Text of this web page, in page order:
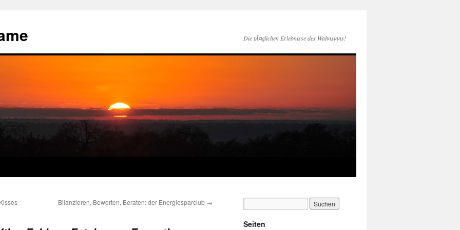
Die tÃ¤glichen Erlebnisse des Wahnsinns!
Bilanzieren, Bewerten, Beraten: der Energiesparclub →
Seiten